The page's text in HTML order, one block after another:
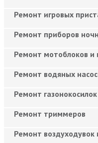
Ремонт игровых
Ремонт приборов
Ремонт мотоблоков и
Ремонт водяных
Ремонт газонокосилок
Ремонт триммеров
Ремонт воздуходувок